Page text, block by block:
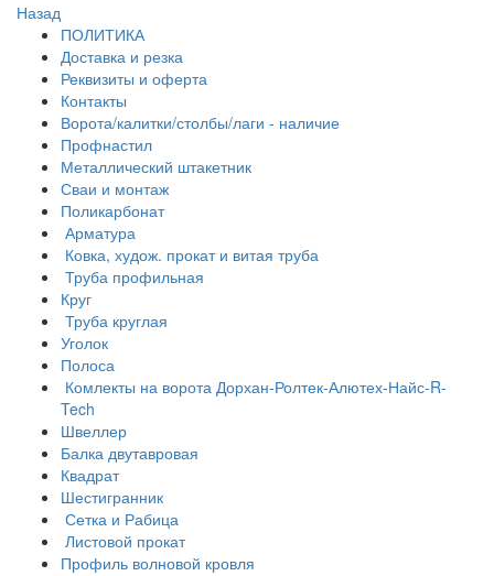
Назад
ПОЛИТИКА
Доставка и резка
Реквизиты и оферта
Контакты
Ворота/калитки/столбы/лаги - наличие
Профнастил
Металлический штакетник
Сваи и монтаж
Поликарбонат
Арматура
Ковка, худож. прокат и витая труба
Труба профильная
Круг
Труба круглая
Уголок
Полоса
Комлекты на ворота Дорхан-Ролтек-Алютех-Найс-R-
Tech
Швеллер
Балка двутавровая
Квадрат
Шестигранник
Сетка и Рабица
Листовой прокат
Профиль волновой кровля